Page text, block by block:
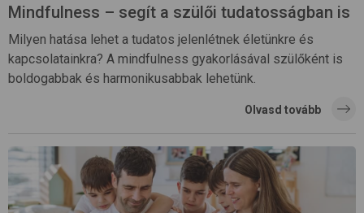
Mindfulness – segít a szülői tudatosságban is
Milyen hatása lehet a tudatos jelenlétnek életünkre és
kapcsolatainkra? A mindfulness gyakorlásával szülőként is
boldogabbak és harmonikusabbak lehetünk.
Olvasd tovább